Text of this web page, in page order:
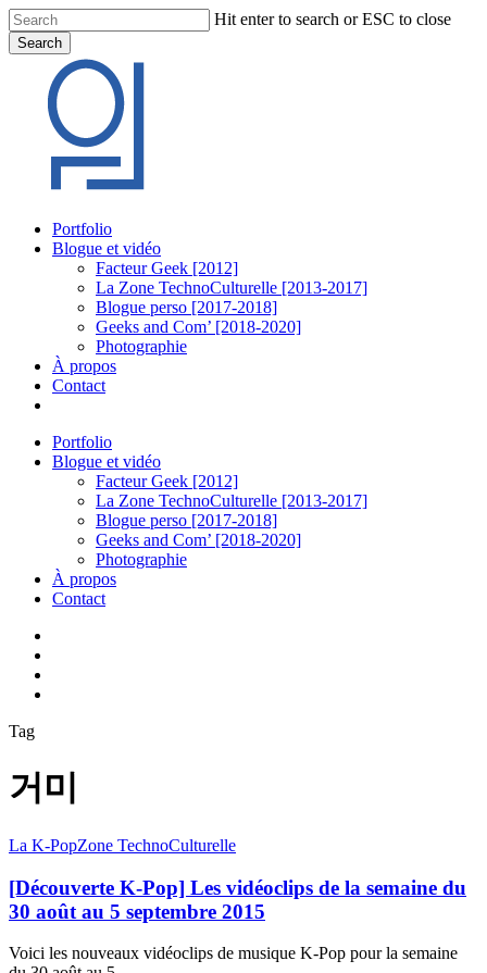
Skip
to
main
content
Hit enter to search or ESC to close
Search
Search
Menu
Portfolio
Blogue et vidéo
Facteur Geek [2012]
La Zone TechnoCulturelle [2013-2017]
Blogue perso [2017-2018]
Geeks and Com’ [2018-2020]
Photographie
À propos
Contact
Portfolio
Blogue et vidéo
Facteur Geek [2012]
La Zone TechnoCulturelle [2013-2017]
Blogue perso [2017-2018]
Geeks and Com’ [2018-2020]
Photographie
À propos
Contact
Tag
거미
[Découverte
Pop]
Les
vidéoclips
la
La K-PopZone TechnoCulturelle
[Découverte K-Pop] Les vidéoclips de la semaine du
30 août au 5 septembre 2015
Voici les nouveaux vidéoclips de musique K-Pop pour la semaine